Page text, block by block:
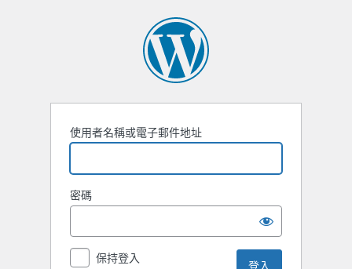
使用者名稱或電子郵件地址
密碼
保持登入